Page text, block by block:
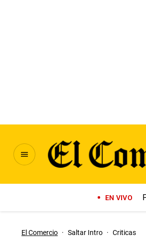
EN VIVO
El Comercio · Saltar Intro · Criticas